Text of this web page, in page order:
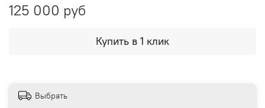
125 000 руб
Купить в 1 клик
Выбрать